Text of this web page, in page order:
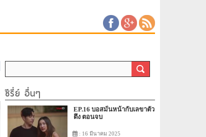
ซีรี่ย์ อื่นๆ
EP.16 บอสมั่นหน้ากับเลขาตัว
ตึง ตอนจบ
: 16 มีนาคม 2025